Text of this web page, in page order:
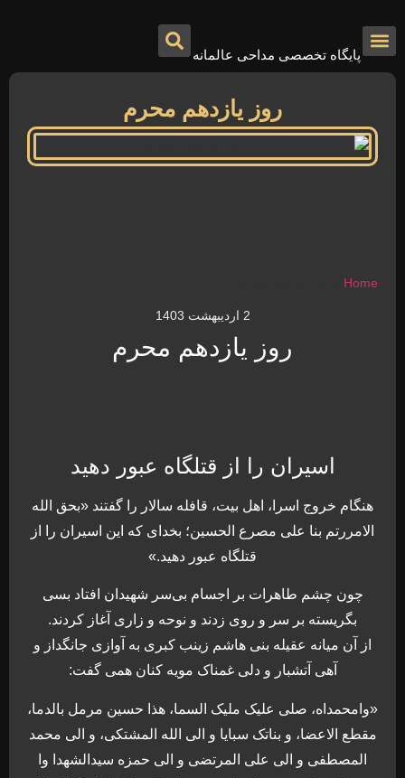
پایگاه تخصصی مداحی عالمانه
روز یازدهم محرم
Home
2 اردیبهشت 1403
روز یازدهم محرم
اسیران را از قتلگاه عبور دهید
هنگام خروج اسرا، اهل بیت، قافله سالار را گفتند «بحق الله
الامررتم بنا علی مصرع الحسین؛ بخدای که این اسیران را از
قتلگاه عبور دهید.»
چون چشم طاهرات بر اجسام بی‌سر شهیدان افتاد بسی
بگریسته بر سر و روی زدند و نوحه و زاری آغاز کردند.
از آن میانه عقیله بنی هاشم زینب کبری به آوازی جانگداز و
آهی آتشبار و دلی غمناک مویه کنان همی گفت:
«وامحمداه، صلی علیک ملیک السما، هذا حسین مرمل بالدما،
مقطع الاعضا، و بناتک سبایا و الی الله المشتکی، و الی محمد
المصطفی و الی علی المرتضی و الی حمزه سیدالشهدا وا